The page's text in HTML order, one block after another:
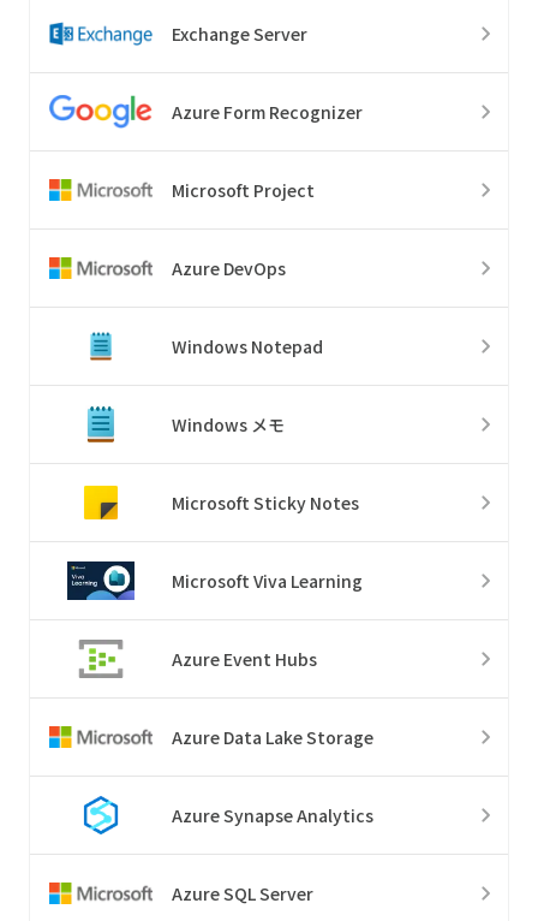
Exchange Server
Azure Form Recognizer
Microsoft Project
Azure DevOps
Windows Notepad
Windows メモ
Microsoft Sticky Notes
Microsoft Viva Learning
Azure Event Hubs
Azure Data Lake Storage
Azure Synapse Analytics
Azure SQL Server